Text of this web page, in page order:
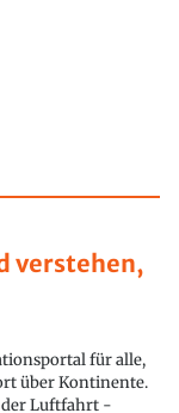
verstehen,
für alle,
über Kontinente.
der Luftfahrt -